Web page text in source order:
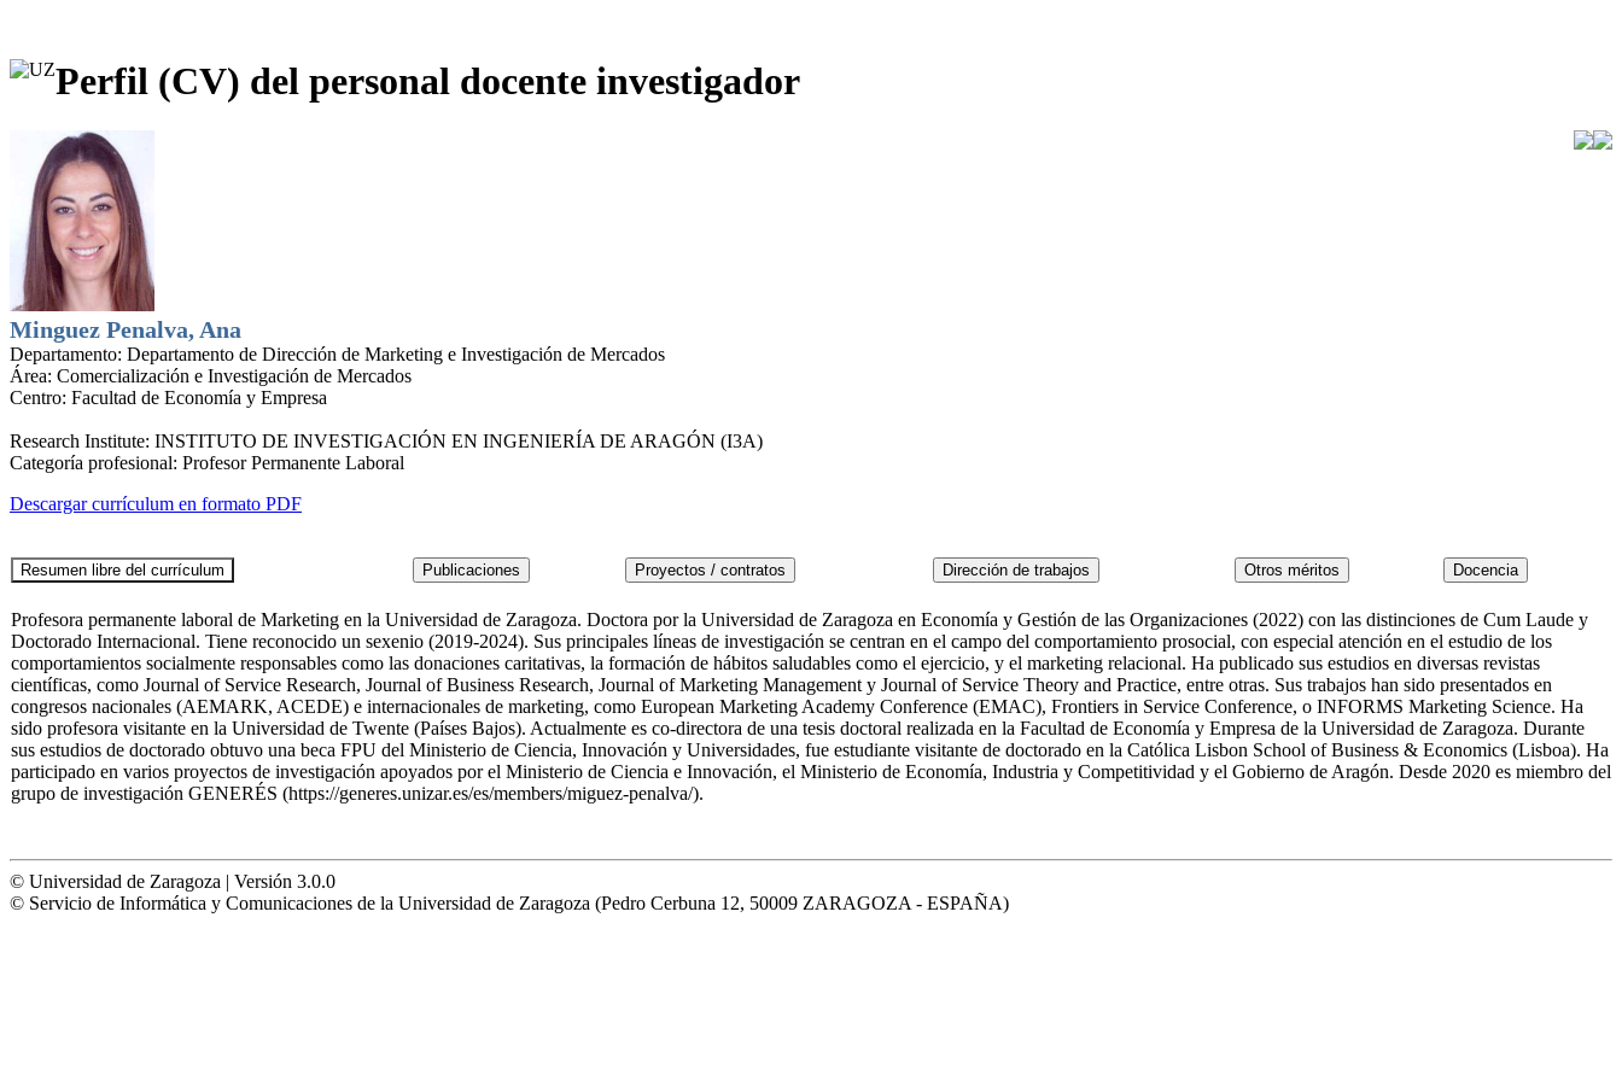
Perfil (CV) del personal docente investigador
Minguez Penalva, Ana
Departamento: Departamento de Dirección de Marketing e Investigación de Mercados
Área: Comercialización e Investigación de Mercados
Centro: Facultad de Economía y Empresa
Research Institute: INSTITUTO DE INVESTIGACIÓN EN INGENIERÍA DE ARAGÓN (I3A)
Categoría profesional: Profesor Permanente Laboral
Descargar currículum en formato PDF
Profesora permanente laboral de Marketing en la Universidad de Zaragoza. Doctora por la Universidad de Zaragoza en Economía y Gestión de las Organizaciones (2022) con las distinciones de Cum Laude y
Doctorado Internacional. Tiene reconocido un sexenio (2019-2024). Sus principales líneas de investigación se centran en el campo del comportamiento prosocial, con especial atención en el estudio de los
comportamientos socialmente responsables como las donaciones caritativas, la formación de hábitos saludables como el ejercicio, y el marketing relacional. Ha publicado sus estudios en diversas revistas
científicas, como Journal of Service Research, Journal of Business Research, Journal of Marketing Management y Journal of Service Theory and Practice, entre otras. Sus trabajos han sido presentados en
congresos nacionales (AEMARK, ACEDE) e internacionales de marketing, como European Marketing Academy Conference (EMAC), Frontiers in Service Conference, o INFORMS Marketing Science. Ha
sido profesora visitante en la Universidad de Twente (Países Bajos). Actualmente es co-directora de una tesis doctoral realizada en la Facultad de Economía y Empresa de la Universidad de Zaragoza. Durante
sus estudios de doctorado obtuvo una beca FPU del Ministerio de Ciencia, Innovación y Universidades, fue estudiante visitante de doctorado en la Católica Lisbon School of Business & Economics (Lisboa). Ha
participado en varios proyectos de investigación apoyados por el Ministerio de Ciencia e Innovación, el Ministerio de Economía, Industria y Competitividad y el Gobierno de Aragón. Desde 2020 es miembro del
grupo de investigación GENERÉS (https://generes.unizar.es/es/members/miguez-penalva/).
© Universidad de Zaragoza | Versión 3.0.0
© Servicio de Informática y Comunicaciones de la Universidad de Zaragoza (Pedro Cerbuna 12, 50009 ZARAGOZA - ESPAÑA)